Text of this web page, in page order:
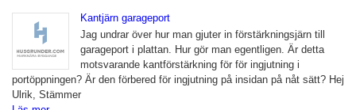
Kantjärn garageport
Jag undrar över hur man gjuter in förstärkningsjärn till
garageport i plattan. Hur gör man egentligen. Är detta
motsvarande kantförstärkning för för ingjutning i
portöppningen? Är den förbered för ingjutning på insidan på nåt sätt? Hej
Ulrik, Stämmer